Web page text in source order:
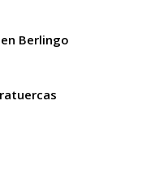
Berlingo